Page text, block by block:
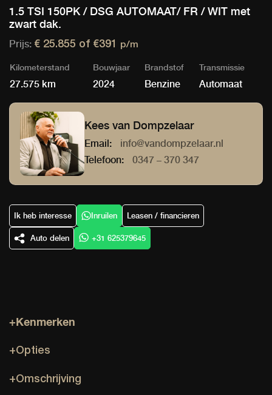
1.5 TSI 150PK / DSG AUTOMAAT/ FR / WIT met
zwart dak.
Prijs: € 25.855 of €391 p/m
Kilometerstand
27.575 km
Bouwjaar
2024
Brandstof
Benzine
Transmissie
Automaat
Kees van Dompzelaar
Email:
info@vandompzelaar.nl
Telefoon:
0347 – 370 347
Ik heb interesse Inruilen Leasen / financieren
Auto delen +31 625379645
+Kenmerken
+Opties
+Omschrijving